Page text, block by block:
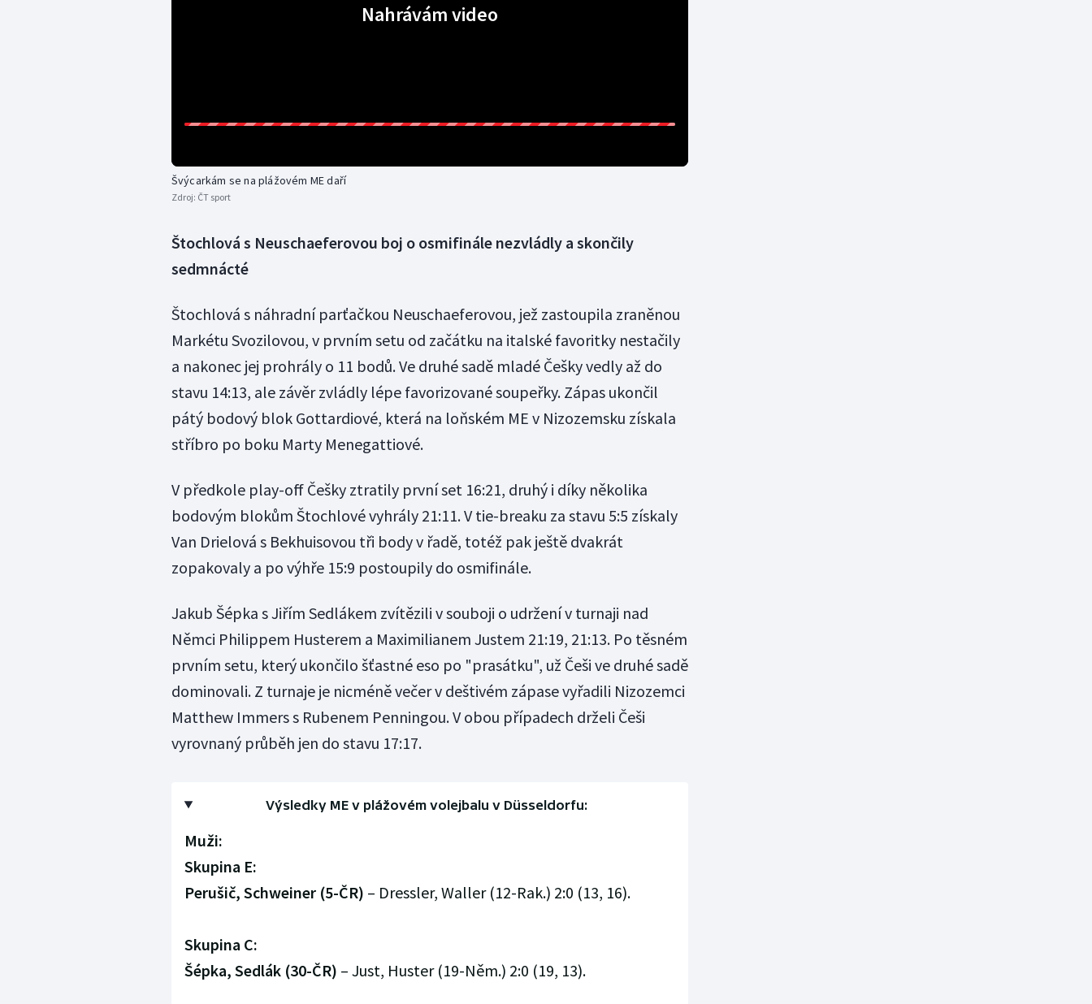
Nahrávám video
Švýcarkám se na plážovém ME daří
Zdroj: ČT sport
Štochlová s Neuschaeferovou boj o osmifinále nezvládly a skončily
sedmnácté
Štochlová s náhradní parťačkou Neuschaeferovou, jež zastoupila zraněnou
Markétu Svozilovou, v prvním setu od začátku na italské favoritky nestačily
a nakonec jej prohrály o 11 bodů. Ve druhé sadě mladé Češky vedly až do
stavu 14:13, ale závěr zvládly lépe favorizované soupeřky. Zápas ukončil
pátý bodový blok Gottardiové, která na loňském ME v Nizozemsku získala
stříbro po boku Marty Menegattiové.
V předkole play-off Češky ztratily první set 16:21, druhý i díky několika
bodovým blokům Štochlové vyhrály 21:11. V tie-breaku za stavu 5:5 získaly
Van Drielová s Bekhuisovou tři body v řadě, totéž pak ještě dvakrát
zopakovaly a po výhře 15:9 postoupily do osmifinále.
Jakub Šépka s Jiřím Sedlákem zvítězili v souboji o udržení v turnaji nad
Němci Philippem Husterem a Maximilianem Justem 21:19, 21:13. Po těsném
prvním setu, který ukončilo šťastné eso po "prasátku", už Češi ve druhé sadě
dominovali. Z turnaje je nicméně večer v deštivém zápase vyřadili Nizozemci
Matthew Immers s Rubenem Penningou. V obou případech drželi Češi
vyrovnaný průběh jen do stavu 17:17.
Výsledky ME v plážovém volejbalu v Düsseldorfu:
Muži:
Skupina E:
Perušič, Schweiner (5-ČR) – Dressler, Waller (12-Rak.) 2:0 (13, 16).
Skupina C:
Šépka, Sedlák (30-ČR) – Just, Huster (19-Něm.) 2:0 (19, 13).